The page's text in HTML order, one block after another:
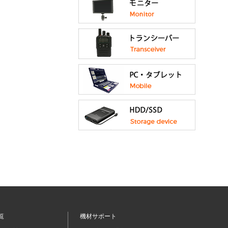
機材サポート